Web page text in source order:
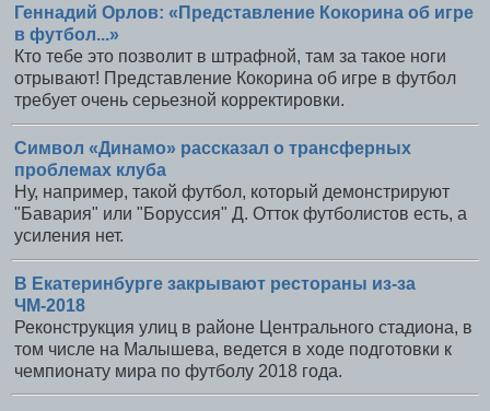
Геннадий Орлов: «Представление Кокорина об игре
в футбол...»
Кто тебе это позволит в штрафной, там за такое ноги
отрывают! Представление Кокорина об игре в футбол
требует очень серьезной корректировки.
Символ «Динамо» рассказал о трансферных
проблемах клуба
Ну, например, такой футбол, который демонстрируют
"Бавария" или "Боруссия" Д. Отток футболистов есть, а
усиления нет.
В Екатеринбурге закрывают рестораны из-за
ЧМ-2018
Реконструкция улиц в районе Центрального стадиона, в
том числе на Малышева, ведется в ходе подготовки к
чемпионату мира по футболу 2018 года.